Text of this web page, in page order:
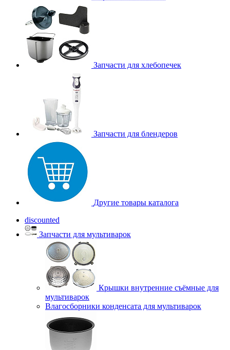
Запчасти для хлебопечек
Запчасти для блендеров
Другие товары каталога
discounted
Запчасти для мультиварок
Крышки внутренние съёмные для
мультиварок
Влагосборники конденсата для мультиварок